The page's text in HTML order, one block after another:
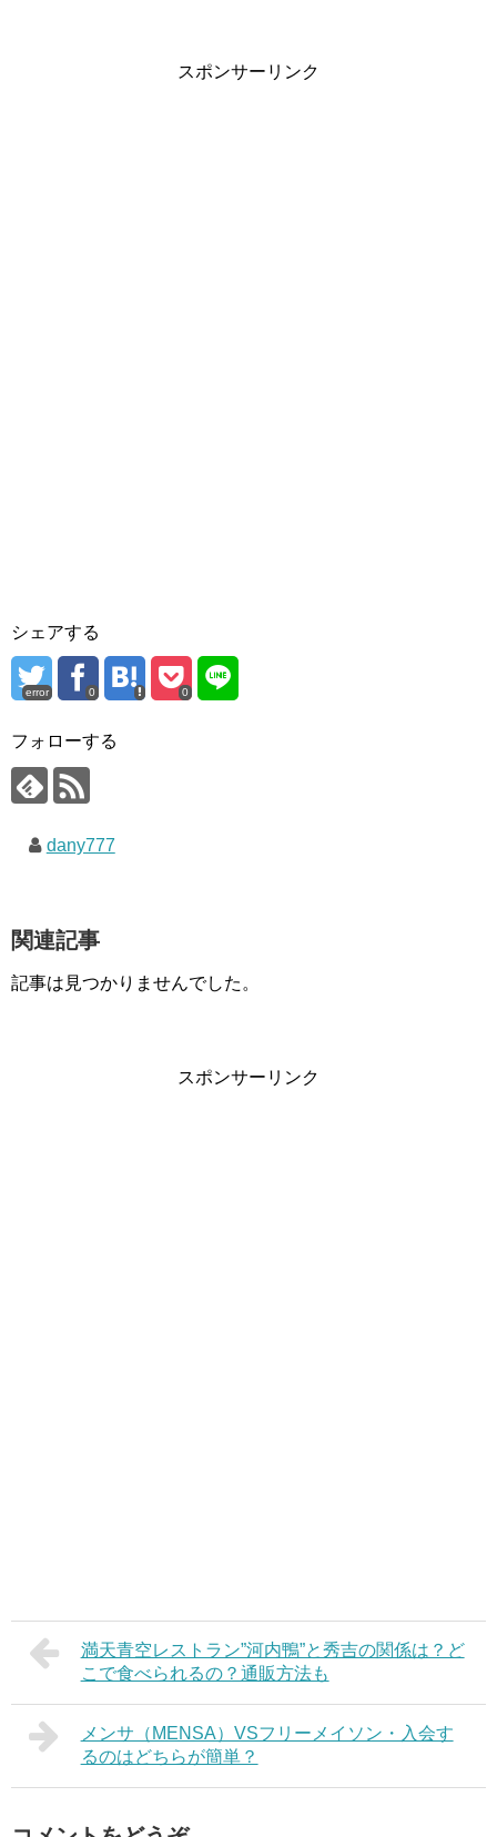
スポンサーリンク
シェアする
error 0 0
フォローする
dany777
関連記事
記事は見つかりませんでした。
スポンサーリンク
満天青空レストラン”河内鴨”と秀吉の関係は？ど
こで食べられるの？通販方法も
メンサ（MENSA）VSフリーメイソン・入会す
るのはどちらが簡単？